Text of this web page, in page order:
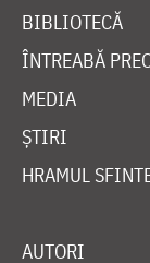
BIBLIOTECĂ
ÎNTREABĂ
MEDIA
ȘTIRI
HRAMUL
AUTORI